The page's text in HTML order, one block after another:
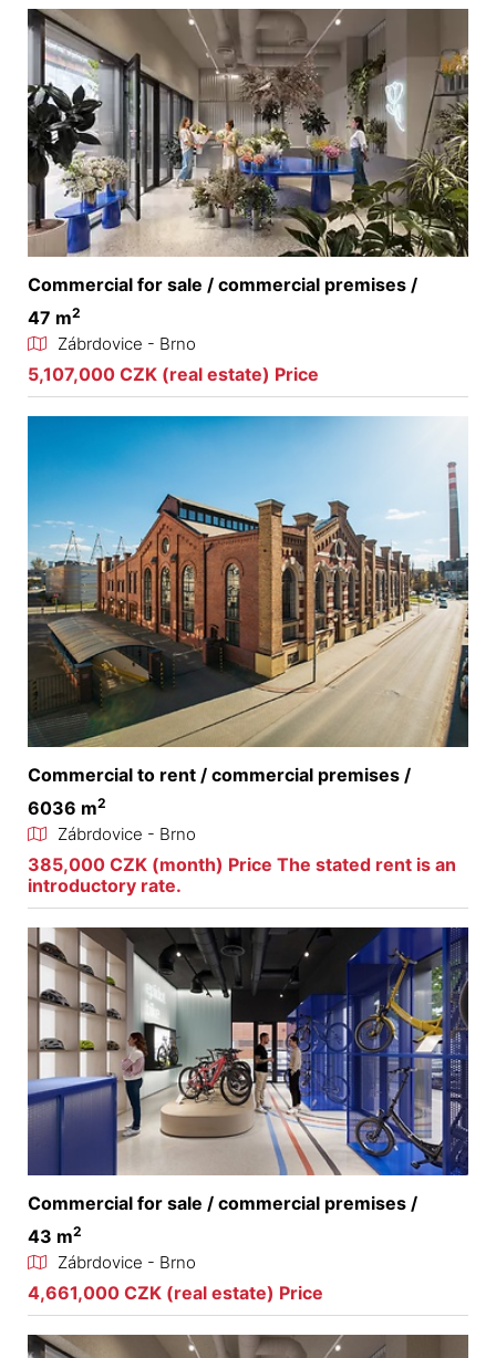
Commercial for sale / commercial premises /
47 m2
Zábrdovice - Brno
5,107,000 CZK (real estate) Price
Commercial to rent / commercial premises /
6036 m2
Zábrdovice - Brno
385,000 CZK (month) Price The stated rent is an
introductory rate.
Commercial for sale / commercial premises /
43 m2
Zábrdovice - Brno
4,661,000 CZK (real estate) Price